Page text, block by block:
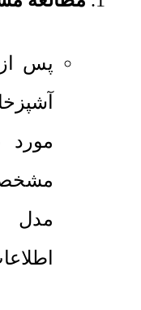
پس از
مورد
مدل